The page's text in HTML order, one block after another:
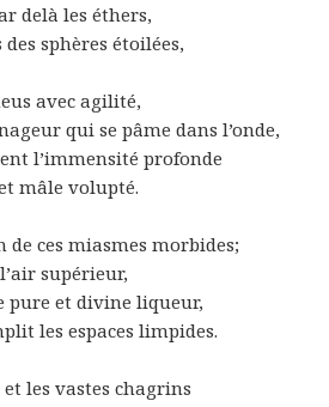
delà les éthers,
sphères étoilées,
avec agilité,
qui se pâme dans l’onde,
l’immensité profonde
mâle volupté.
ces miasmes morbides;
supérieur,
pure et divine liqueur,
les espaces limpides.
les vastes chagrins